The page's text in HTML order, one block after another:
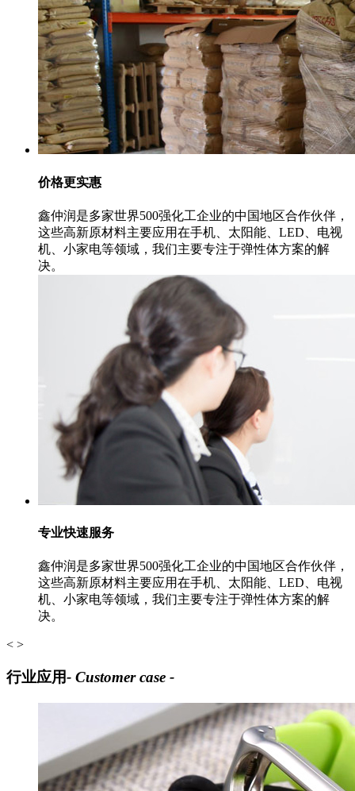
价格更实惠
鑫仲润是多家世界500强化工企业的中国地区合作伙伴，
这些高新原材料主要应用在手机、太阳能、LED、电视
机、小家电等领域，我们主要专注于弹性体方案的解
决。
专业快速服务
鑫仲润是多家世界500强化工企业的中国地区合作伙伴，
这些高新原材料主要应用在手机、太阳能、LED、电视
机、小家电等领域，我们主要专注于弹性体方案的解
决。
< >
行业应用- Customer case -